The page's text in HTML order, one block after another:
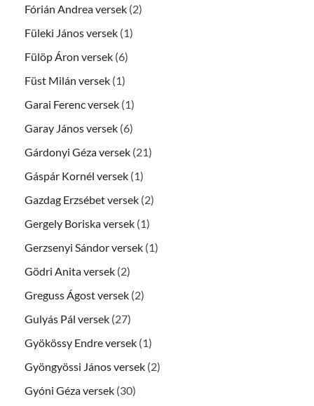
Fórián Andrea versek (2)
Füleki János versek (1)
Fülöp Áron versek (6)
Füst Milán versek (1)
Garai Ferenc versek (1)
Garay János versek (6)
Gárdonyi Géza versek (21)
Gáspár Kornél versek (1)
Gazdag Erzsébet versek (2)
Gergely Boriska versek (1)
Gerzsenyi Sándor versek (1)
Gödri Anita versek (2)
Greguss Ágost versek (2)
Gulyás Pál versek (27)
Gyökössy Endre versek (1)
Gyöngyössi János versek (2)
Gyóni Géza versek (30)